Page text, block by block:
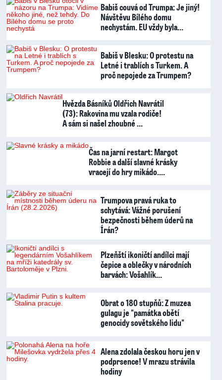
Babiš couvá od Trumpa: Je jiný!
Návštěvu Bílého domu
nechystám. EU vždy byla…
Babiš v Blesku: O protestu na
Letné i trablích s Turkem. A
proč nepojede za Trumpem?
Hvězda Básníků Oldřich Navrátil
(73): Rakovina mu vzala rodiče!
A sám si našel zhoubné …
Čas na jarní restart: Margot
Robbie a další slavné krásky
vracejí do hry mikádo.…
Trumpova pravá ruka to
schytává: Vážné porušení
bezpečnosti během úderů na
Írán?
Plzeňští ikoničtí andílci mají
čepice a oblečky v národních
barvách: Vošahlík…
Obrat o 180 stupňů: Z muzea
gulagu je "památka obětí
genocidy sovětského lidu"
Alena zdolala českou horu jen v
podprsence! V mrazu strávila
hodiny